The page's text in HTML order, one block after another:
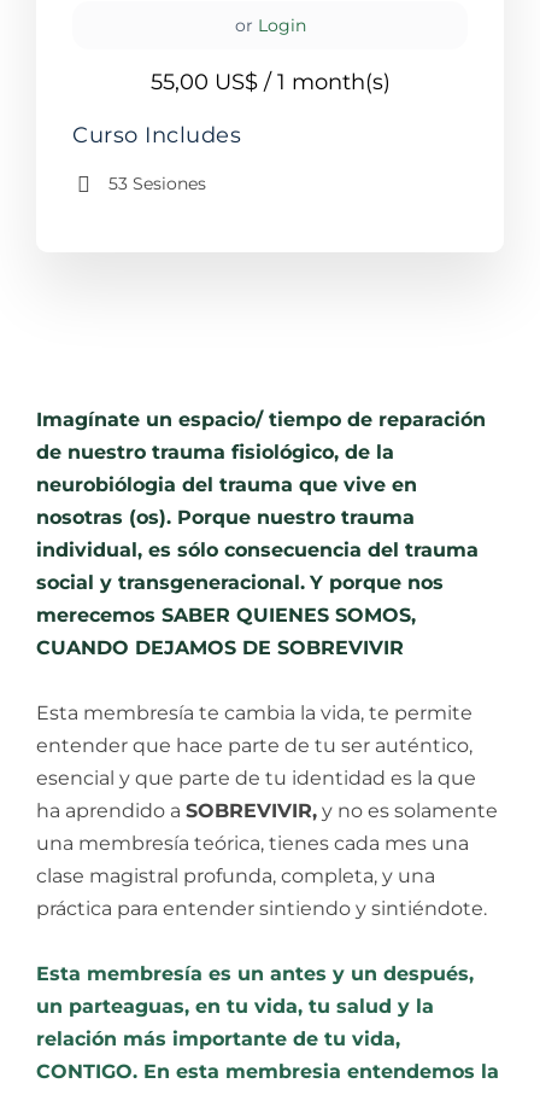
Imagínate un espacio/ tiempo de reparación
de nuestro trauma fisiológico, de la
neurobiólogia del trauma que vive en
nosotras (os). Porque nuestro trauma
individual, es sólo consecuencia del trauma
social y transgeneracional. Y porque nos
merecemos SABER QUIENES SOMOS,
CUANDO DEJAMOS DE SOBREVIVIR
Esta membresía te cambia la vida, te permite
entender que hace parte de tu ser auténtico,
esencial y que parte de tu identidad es la que
ha aprendido a SOBREVIVIR, y no es solamente
una membresía teórica, tienes cada mes una
clase magistral profunda, completa, y una
práctica para entender sintiendo y sintiéndote.
Esta membresía es un antes y un después,
un parteaguas, en tu vida, tu salud y la
relación más importante de tu vida,
CONTIGO. En esta membresia entendemos la
or Login
55,00 US$/ 1 month(s)
Curso Includes
53 Sesiones